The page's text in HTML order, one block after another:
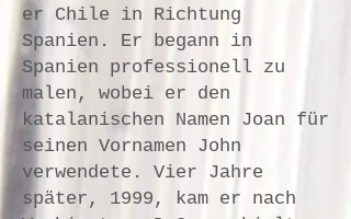
er Chile in Richtung
Spanien. Er begann in
Spanien professionell zu
malen, wobei er den
katalanischen Namen Joan für
seinen Vornamen John
verwendete. Vier Jahre
später, 1999, kam er nach